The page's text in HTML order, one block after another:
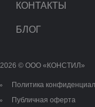
КОНТАКТЫ
БЛОГ
2026 © OOO «КОНСТИЛ»
Политика
Публичная оферта